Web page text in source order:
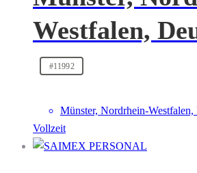
Westfalen,
#11992
Münster, Nordrhein-Westfalen,
Vollzeit